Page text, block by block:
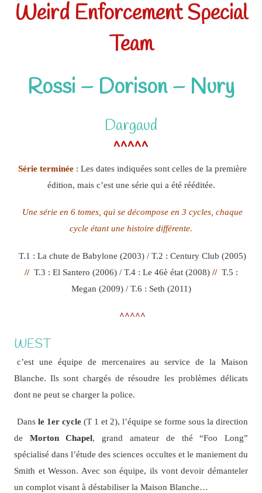
Weird Enforcement Special
Team
Rossi – Dorison – Nury
Dargaud
^^^^^
Série terminée : Les dates indiquées sont celles de la première
édition, mais c’est une série qui a été rééditée.
Une série en 6 tomes, qui se décompose en 3 cycles, chaque
cycle étant une histoire différente.
T.1 : La chute de Babylone (2003) / T.2 : Century Club (2005)
// T.3 : El Santero (2006) / T.4 : Le 46è état (2008) // T.5 :
Megan (2009) / T.6 : Seth (2011)
^^^^^
WEST
c’est une équipe de mercenaires au service de la Maison
Blanche. Ils sont chargés de résoudre les problèmes délicats
dont ne peut se charger la police.
Dans le 1er cycle(T 1 et 2), l’équipe se forme sous la direction
de Morton Chapel, grand amateur de thé “Foo Long”
spécialisé dans l’étude des sciences occultes et le maniement du
Smith et Wesson. Avec son équipe, ils vont devoir démanteler
un complot visant à déstabiliser la Maison Blanche…